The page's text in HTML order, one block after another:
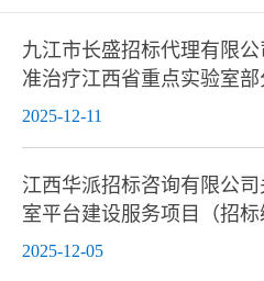
九江市长盛招标代理有限
准治疗江西省重点实验室
2025-12-11
江西华派招标咨询有限公
室平台建设服务项目（招
2025-12-05